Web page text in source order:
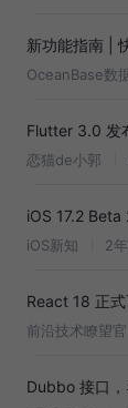
新功能指南 |
OceanBase数
Flutter 3.0 发
恋猫de小郭
iOS 17.2 Beta
iOS新知 2
React 18 正
前沿技术瞭望官
Dubbo 接口